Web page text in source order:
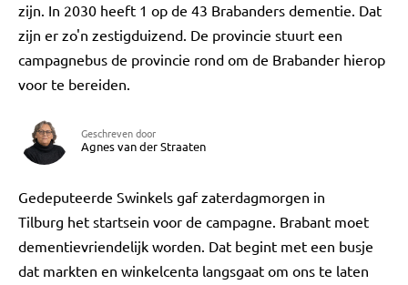
zijn. In 2030 heeft 1 op de 43 Brabanders dementie. Dat
zijn er zo'n zestigduizend. De provincie stuurt een
campagnebus de provincie rond om de Brabander hierop
voor te bereiden.
Geschreven door
Agnes van der Straaten
Gedeputeerde Swinkels gaf zaterdagmorgen in
Tilburg het startsein voor de campagne. Brabant moet
dementievriendelijk worden. Dat begint met een busje
dat markten en winkelcenta langsgaat om ons te laten